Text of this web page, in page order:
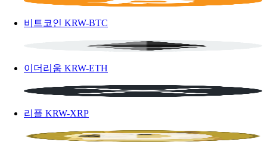
비트코인 KRW-BTC
이더리움 KRW-ETH
리플 KRW-XRP